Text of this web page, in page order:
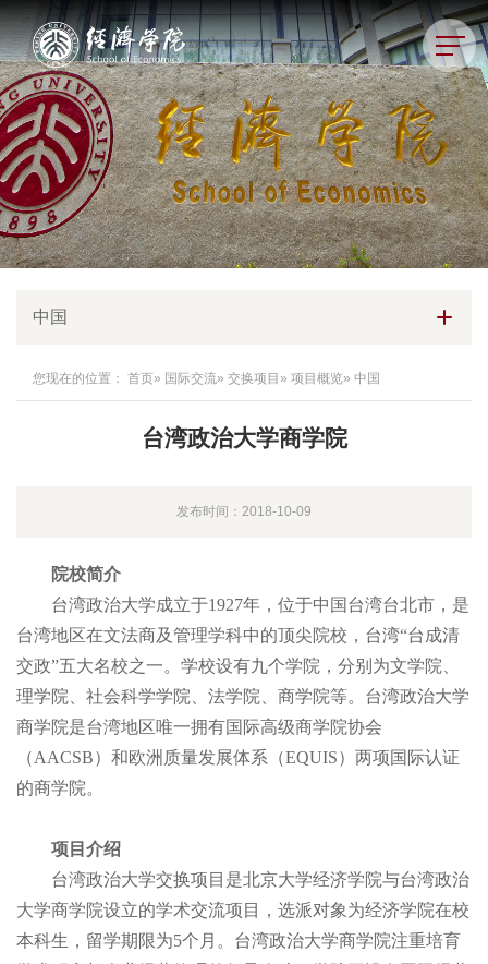
中国
您现在的位置： 首页» 国际交流» 交换项目 » 项目概览» 中国
台湾政治大学商学院
发布时间：2018-10-09
院校简介
台湾政治大学成立于1927年，位于中国台湾台北市，是
台湾地区在文法商及管理学科中的顶尖院校，台湾“台成清
交政”五大名校之一。学校设有九个学院，分别为文学院、
理学院、社会科学学院、法学院、商学院等。台湾政治大学
商学院是台湾地区唯一拥有国际高级商学院协会
（AACSB）和欧洲质量发展体系（EQUIS）两项国际认证
的商学院。
项目介绍
台湾政治大学交换项目是北京大学经济学院与台湾政治
大学商学院设立的学术交流项目，选派对象为经济学院在校
本科生，留学期限为5个月。台湾政治大学商学院注重培育